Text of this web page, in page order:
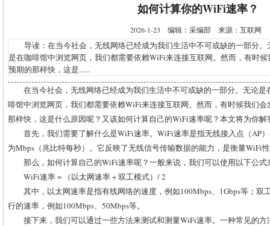
如何计算你的WiFi速率？
2026-1-23 编辑：采编部 来源：互联网
导读：在当今社会，无线网络已经成为我们生活中不可或缺的一部分。
是在咖啡馆中浏览网页，我们都需要依赖WiFi来连接互联网。然而，有时
预期的那样快，这是......
在当今社会，无线网络已经成为我们生活中不可或缺的一部分。无论
啡馆中浏览网页，我们都需要依赖WiFi来连接互联网。然而，有时候我们
那样快，这是什么原因呢？又该如何计算自己的WiFi速率呢？本文将为你解
首先，我们需要了解什么是WiFi速率。WiFi速率是指无线接入点（AP
为Mbps（兆比特每秒）。它反映了无线信号传输数据的能力，是衡量WiFi
那么，如何计算自己的WiFi速率呢？一般来说，我们可以使用以下公式
WiFi速率 = （以太网速率 + 双工模式）/ 2
其中，以太网速率是指有线网络的速度，例如100Mbps、1Gbps等；双
行的速率，例如100Mbps、50Mbps等。
接下来，我们可以通过一些方法来测试和测量WiFi速率。一种常见的方